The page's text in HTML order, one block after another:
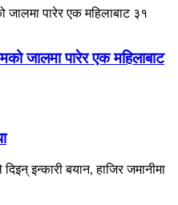
जालमा पारेर एक महिलाबाट